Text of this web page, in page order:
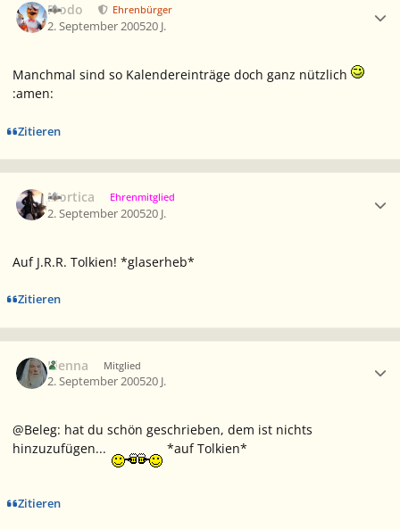
Frodo Ehrenbürger
2. September 200520 J.
Manchmal sind so Kalendereinträge doch ganz nützlich
:amen:
Zitieren
Mortica Ehrenmitglied
2. September 200520 J.
Auf J.R.R. Tolkien! *glaserheb*
Zitieren
Elenna Mitglied
2. September 200520 J.
@Beleg: hat du schön geschrieben, dem ist nichts
hinzuzufügen...
*auf Tolkien*
Zitieren